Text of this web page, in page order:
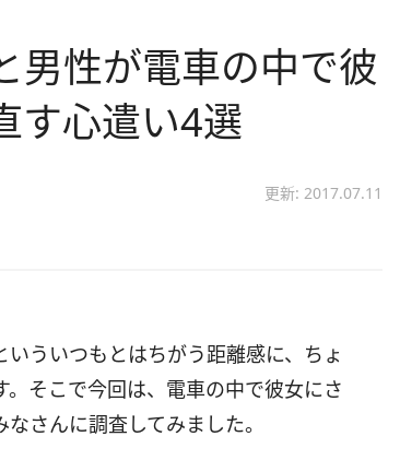
男性が電車の中で彼
す心遣い4選
更新: 2017.07.11
ういつもとはちがう距離感に、ちょ
そこで今回は、電車の中で彼女にさ
さんに調査してみました。